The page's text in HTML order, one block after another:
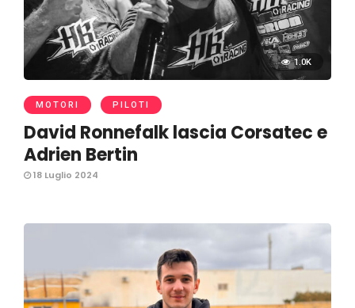
1.0K
MOTORI PILOTI
David Ronnefalk lascia Corsatec e
Adrien Bertin
18 Luglio 2024